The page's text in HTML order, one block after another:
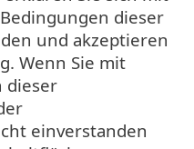
dieser
und akzeptieren
Wenn Sie mit
dieser
einverstanden